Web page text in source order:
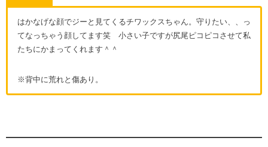
はかなげな顔でジーと見てくるチワックスちゃん。守りたい、、っ
てなっちゃう顔してます笑 小さい子ですが尻尾ピコピコさせて私
たちにかまってくれます＾＾
※背中に荒れと傷あり。